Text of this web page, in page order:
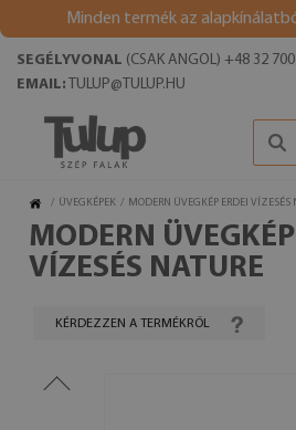
Minden termék az
SEGÉLYVONAL (CSAK ANGOL) +48 32
EMAIL: TULUP@TULUP.HU
/ ÜVEGKÉPEK / MODERN ÜVEGKÉP ERDEI VÍZESÉS
MODERN
VÍZESÉS NATURE
KÉRDEZZEN A TERMÉKRŐL